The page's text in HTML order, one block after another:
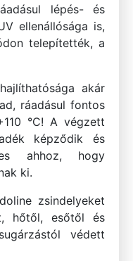
lépés- és
ellenállósága is,
telepítették, a
akár
ráadásul fontos
°C! A végzett
képződik és
ahhoz, hogy
ki.
zsindelyeket
hőtől, esőtől és
védett